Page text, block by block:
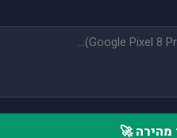
🚀